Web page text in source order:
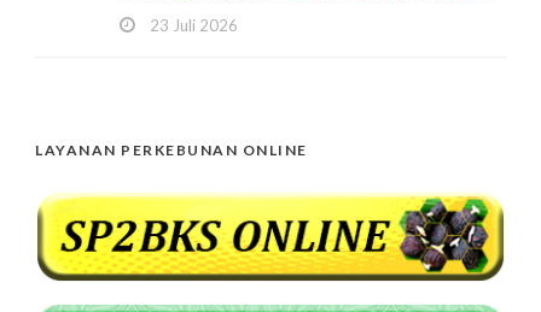
23 Juli 2026
LAYANAN PERKEBUNAN ONLINE